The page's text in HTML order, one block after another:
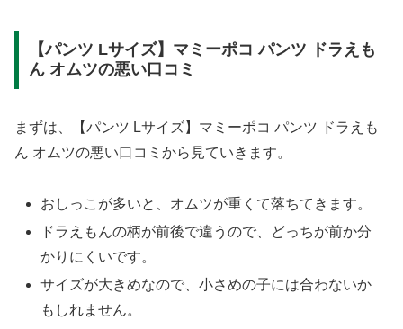
【パンツ Lサイズ】マミーポコ パンツ ドラえも
ん オムツの悪い口コミ
まずは、【パンツ Lサイズ】マミーポコ パンツ ドラえも
ん オムツの悪い口コミから見ていきます。
おしっこが多いと、オムツが重くて落ちてきます。
ドラえもんの柄が前後で違うので、どっちが前か分
かりにくいです。
サイズが大きめなので、小さめの子には合わないか
もしれません。